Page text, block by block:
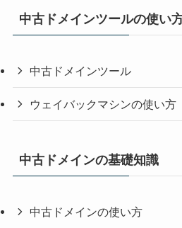
中古ドメインツールの使い
中古ドメインツール
ウェイバックマシンの使い方
中古ドメインの基礎知識
中古ドメインの使い方